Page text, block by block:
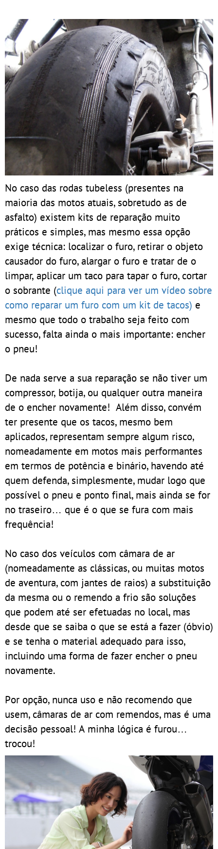
No caso das rodas tubeless (presentes na
maioria das motos atuais, sobretudo as de
asfalto) existem kits de reparação muito
práticos e simples, mas mesmo essa opção
exige técnica: localizar o furo, retirar o objeto
causador do furo, alargar o furo e tratar de o
limpar, aplicar um taco para tapar o furo, cortar
o sobrante (clique aqui para ver um vídeo sobre
como reparar um furo com um kit de tacos) e
mesmo que todo o trabalho seja feito com
sucesso, falta ainda o mais importante: encher
o pneu!
De nada serve a sua reparação se não tiver um
compressor, botija, ou qualquer outra maneira
de o encher novamente! Além disso, convém
ter presente que os tacos, mesmo bem
aplicados, representam sempre algum risco,
nomeadamente em motos mais performantes
em termos de potência e binário, havendo até
quem defenda, simplesmente, mudar logo que
possível o pneu e ponto final, mais ainda se for
no traseiro… que é o que se fura com mais
frequência!
No caso dos veículos com câmara de ar
(nomeadamente as clássicas, ou muitas motos
de aventura, com jantes de raios) a substituição
da mesma ou o remendo a frio são soluções
que podem até ser efetuadas no local, mas
desde que se saiba o que se está a fazer (óbvio)
e se tenha o material adequado para isso,
incluindo uma forma de fazer encher o pneu
novamente.
Por opção, nunca uso e não recomendo que
usem, câmaras de ar com remendos, mas é uma
decisão pessoal! A minha lógica é furou…
trocou!